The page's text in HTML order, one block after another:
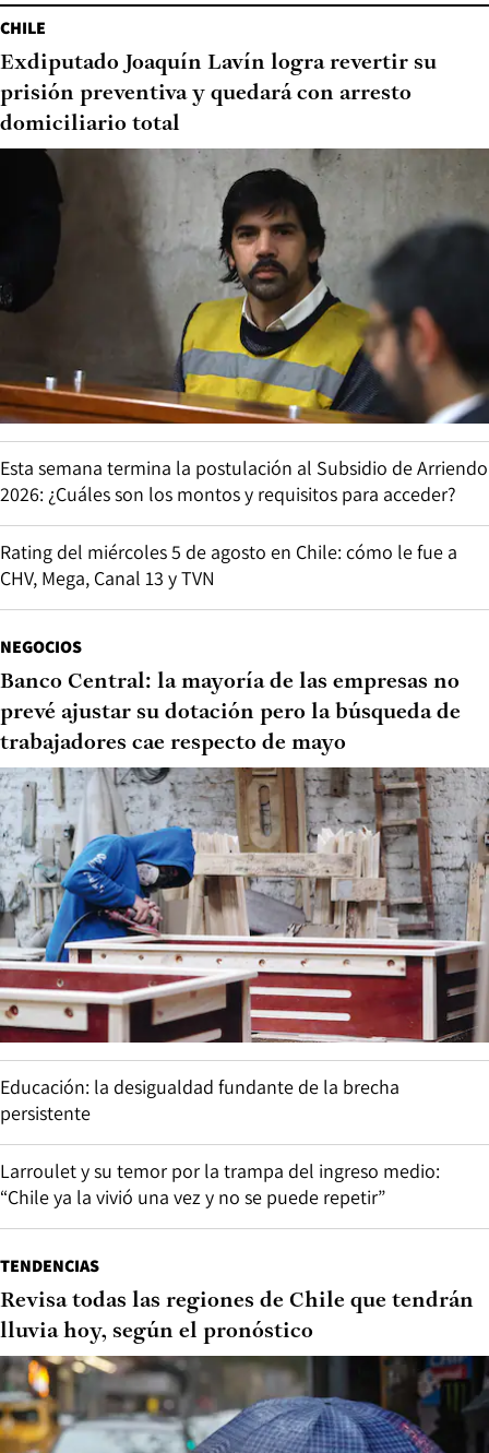
CHILE
Exdiputado Joaquín Lavín logra revertir su
prisión preventiva y quedará con arresto
domiciliario total
Esta semana termina la postulación al Subsidio de Arriendo
2026: ¿Cuáles son los montos y requisitos para acceder?
Rating del miércoles 5 de agosto en Chile: cómo le fue a
CHV, Mega, Canal 13 y TVN
NEGOCIOS
Banco Central: la mayoría de las empresas no
prevé ajustar su dotación pero la búsqueda de
trabajadores cae respecto de mayo
Educación: la desigualdad fundante de la brecha
persistente
Larroulet y su temor por la trampa del ingreso medio:
“Chile ya la vivió una vez y no se puede repetir”
TENDENCIAS
Revisa todas las regiones de Chile que tendrán
lluvia hoy, según el pronóstico